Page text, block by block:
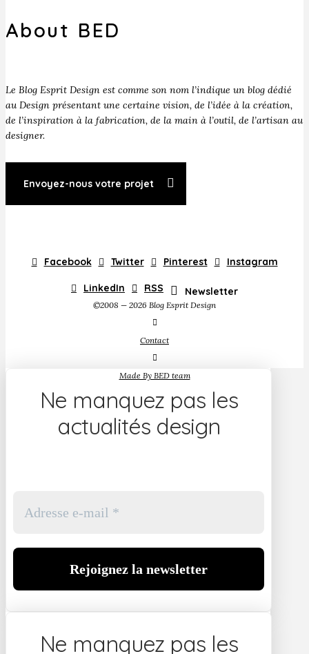
About BED
Le Blog Esprit Design est comme son nom l’indique un blog dédié
au Design présentant une certaine vision, de l’idée à la création,
de l’inspiration à la fabrication, de la main à l’outil, de l’artisan au
designer.
Envoyez-nous votre projet
Facebook Twitter Pinterest Instagram
LinkedIn RSS Newsletter
©2008 — 2026 Blog Esprit Design
Contact
Made By BED team
Ne manquez pas les
actualités design
Ne manquez pas les